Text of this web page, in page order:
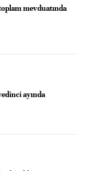
mevduatında
ayında